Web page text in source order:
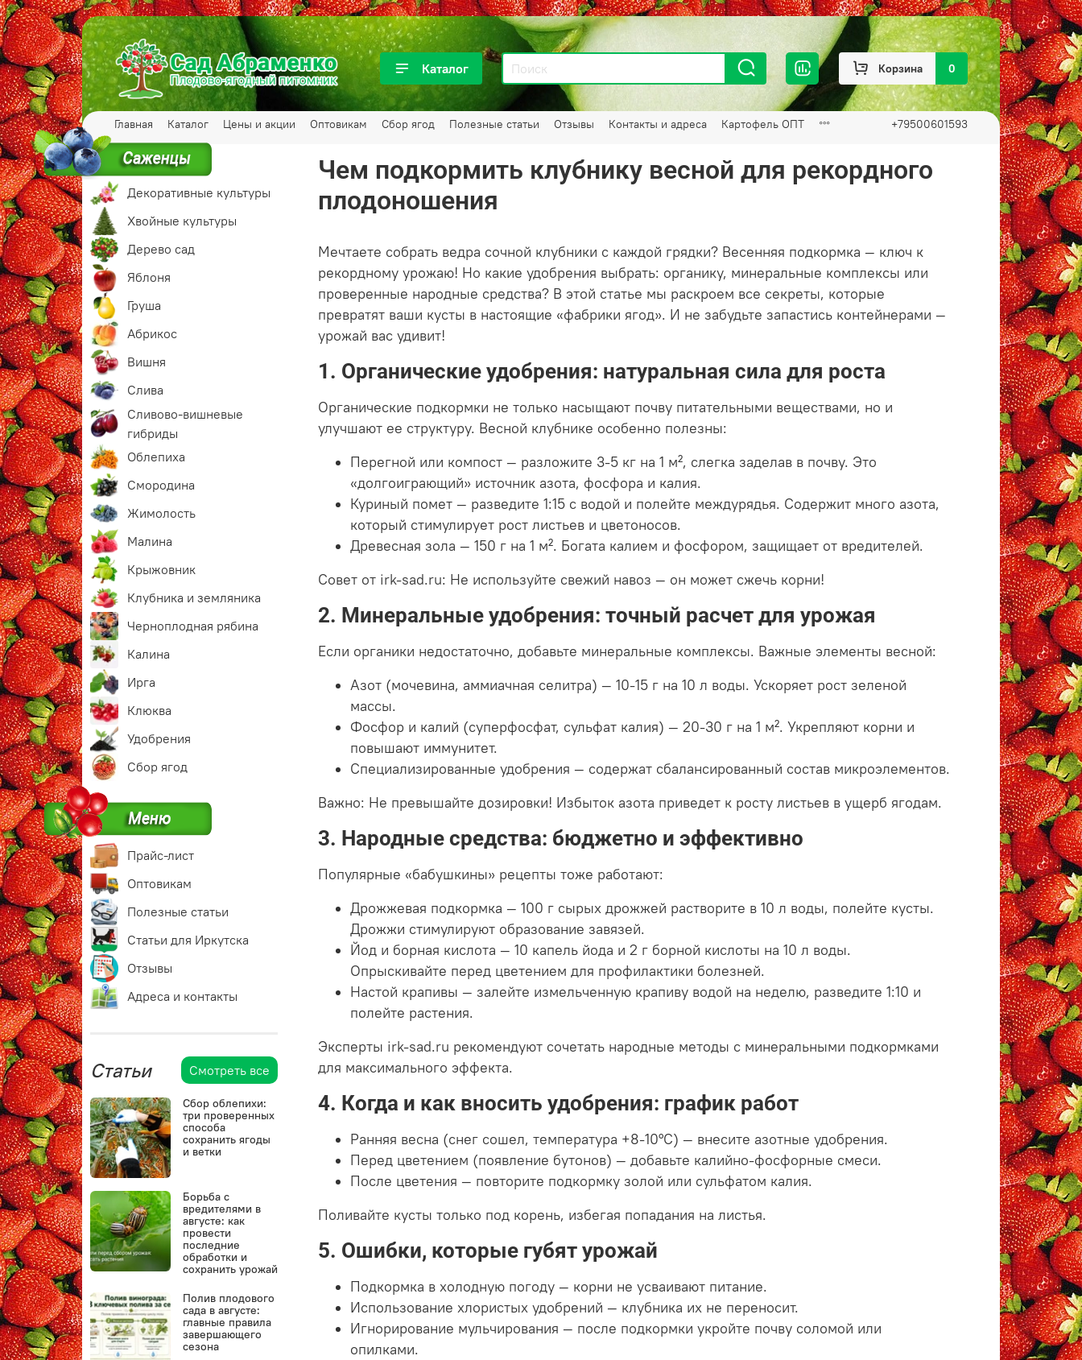
Каталог Корзина 0
Главная Каталог Цены и акции Оптовикам Сбор ягод Полезные статьи Отзывы Контакты и адреса Картофель ОПТ +79500601593
Чем подкормить клубнику весной для рекордного
плодоношения
Мечтаете собрать ведра сочной клубники с каждой грядки? Весенняя подкормка — ключ к
рекордному урожаю! Но какие удобрения выбрать: органику, минеральные комплексы или
проверенные народные средства? В этой статье мы раскроем все секреты, которые
превратят ваши кусты в настоящие «фабрики ягод». И не забудьте запастись контейнерами —
урожай вас удивит!
1. Органические удобрения: натуральная сила для роста
Органические подкормки не только насыщают почву питательными веществами, но и
улучшают ее структуру. Весной клубнике особенно полезны:
Перегной или компост — разложите 3-5 кг на 1 м², слегка заделав в почву. Это
«долгоиграющий» источник азота, фосфора и калия.
Куриный помет — разведите 1:15 с водой и полейте междурядья. Содержит много азота,
который стимулирует рост листьев и цветоносов.
Древесная зола — 150 г на 1 м². Богата калием и фосфором, защищает от вредителей.
Совет от irk-sad.ru: Не используйте свежий навоз — он может сжечь корни!
2. Минеральные удобрения: точный расчет для урожая
Если органики недостаточно, добавьте минеральные комплексы. Важные элементы весной:
Азот (мочевина, аммиачная селитра) — 10-15 г на 10 л воды. Ускоряет рост зеленой
массы.
Фосфор и калий (суперфосфат, сульфат калия) — 20-30 г на 1 м². Укрепляют корни и
повышают иммунитет.
Специализированные удобрения — содержат сбалансированный состав микроэлементов.
Важно: Не превышайте дозировки! Избыток азота приведет к росту листьев в ущерб ягодам.
3. Народные средства: бюджетно и эффективно
Популярные «бабушкины» рецепты тоже работают:
Дрожжевая подкормка — 100 г сырых дрожжей растворите в 10 л воды, полейте кусты.
Дрожжи стимулируют образование завязей.
Йод и борная кислота — 10 капель йода и 2 г борной кислоты на 10 л воды.
Опрыскивайте перед цветением для профилактики болезней.
Настой крапивы — залейте измельченную крапиву водой на неделю, разведите 1:10 и
полейте растения.
Эксперты irk-sad.ru рекомендуют сочетать народные методы с минеральными подкормками
для максимального эффекта.
4. Когда и как вносить удобрения: график работ
Ранняя весна (снег сошел, температура +8-10°C) — внесите азотные удобрения.
Перед цветением (появление бутонов) — добавьте калийно-фосфорные смеси.
После цветения — повторите подкормку золой или сульфатом калия.
Поливайте кусты только под корень, избегая попадания на листья.
5. Ошибки, которые губят урожай
Подкормка в холодную погоду — корни не усваивают питание.
Использование хлористых удобрений — клубника их не переносит.
Игнорирование мульчирования — после подкормки укройте почву соломой или
опилками.
Декоративные культуры
Хвойные культуры
Дерево сад
Яблоня
Груша
Абрикос
Вишня
Слива
Сливово-вишневые
гибриды
Облепиха
Смородина
Жимолость
Малина
Крыжовник
Клубника и земляника
Черноплодная рябина
Калина
Ирга
Клюква
Удобрения
Сбор ягод
Прайс-лист
Оптовикам
Полезные статьи
Статьи для Иркутска
Отзывы
Адреса и контакты
Статьи Смотреть все
Сбор облепихи:
три проверенных
способа
сохранить ягоды
и ветки
Борьба с
вредителями в
августе: как
провести
последние
обработки и
сохранить урожай
Полив плодового
сада в августе:
главные правила
завершающего
сезона